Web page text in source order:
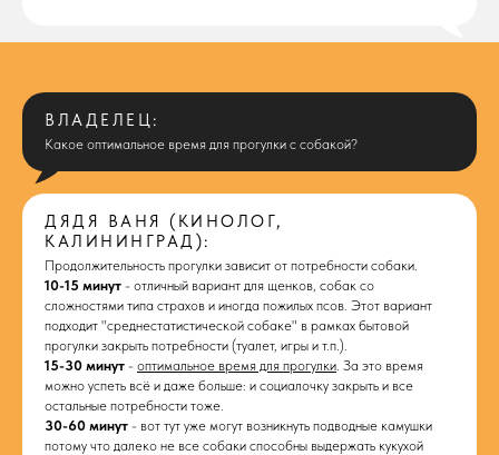
ВЛАДЕЛЕЦ:
Какое оптимальное время для прогулки с собакой?
ДЯДЯ ВАНЯ (КИНОЛОГ,
КАЛИНИНГРАД):
Продолжительность прогулки зависит от потребности собаки.
10-15 минут - отличный вариант для щенков, собак со
сложностями типа страхов и иногда пожилых псов. Этот вариант
подходит "среднестатистической собаке" в рамках бытовой
прогулки закрыть потребности (туалет, игры и т.п.).
15-30 минут - оптимальное время для прогулки. За это время
можно успеть всё и даже больше: и социалочку закрыть и все
остальные потребности тоже.
30-60 минут - вот тут уже могут возникнуть подводные камушки
потому что далеко не все собаки способны выдержать кукухой